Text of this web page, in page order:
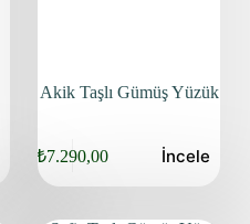
Akik Taşlı Gümüş Yüzük
₺7.290,00 İncele